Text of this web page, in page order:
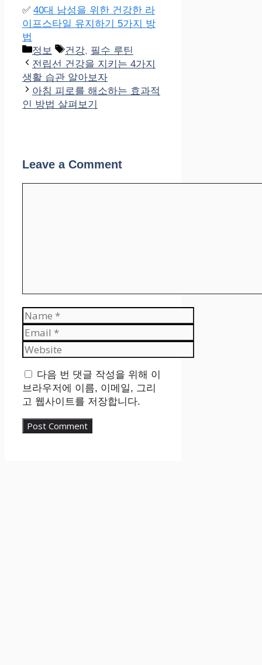
✅ 40대 남성을 위한 건강한 라
이프스타일 유지하기 5가지 방
법
Categories
정보 Tags
건강, 필수 루틴
전립선 건강을 지키는 4가지
생활 습관 알아보자
아침 피로를 해소하는 효과적
인 방법 살펴보기
Leave a Comment
Name
Email
Website
다음 번 댓글 작성을 위해 이
브라우저에 이름, 이메일, 그리
고 웹사이트를 저장합니다.